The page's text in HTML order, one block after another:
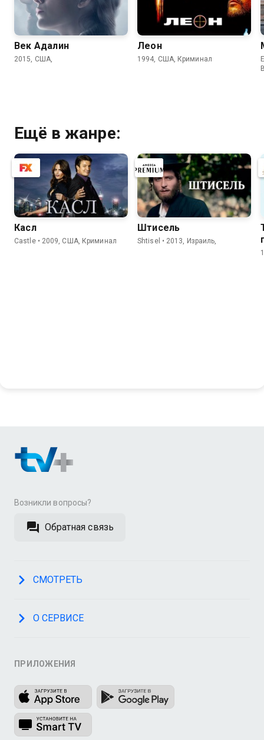
Век Адалин
2015, США,
Леон
1994, США, Криминал
Ещё в жанре:
Касл
Castle • 2009, США, Криминал
Штисель
Shtisel • 2013, Израиль,
Возникли вопросы?
Обратная связь
СМОТРЕТЬ
О СЕРВИСЕ
ПРИЛОЖЕНИЯ